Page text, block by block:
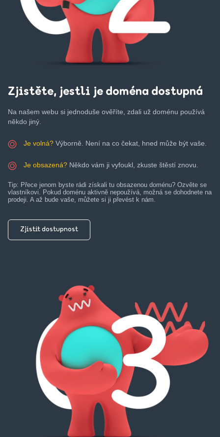
Zjistěte, jestli je doména dostupná
Na našem webu si jednoduše ověříte, zdali už doménu používá
někdo jiný.
Je volná? Výborně. Není na co čekat, hned může být vaše.
Je obsazená? Někdo vám ji vyfoukl, zkuste štěstí znovu.
Tip: Přece jenom byste rádi získali tu obsazenou doménu? Ozvěte se
vlastníkovi. Pokud doménu aktivně nepoužívá, možná se dohodnete na
prodeji. A až bude vaše, můžete si ji převést k nám.
Zjistit dostupnost